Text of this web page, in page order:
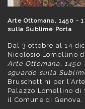
Arte Ottomana, 1450 -
sulla Sublime Porta
Dal 3 ottobre al 14
Nicolosio Lomellino
Arte Ottomana, 1450
sguardo sulla
Bruschettini per
Palazzo Lomellino di
il Comune di Genova.